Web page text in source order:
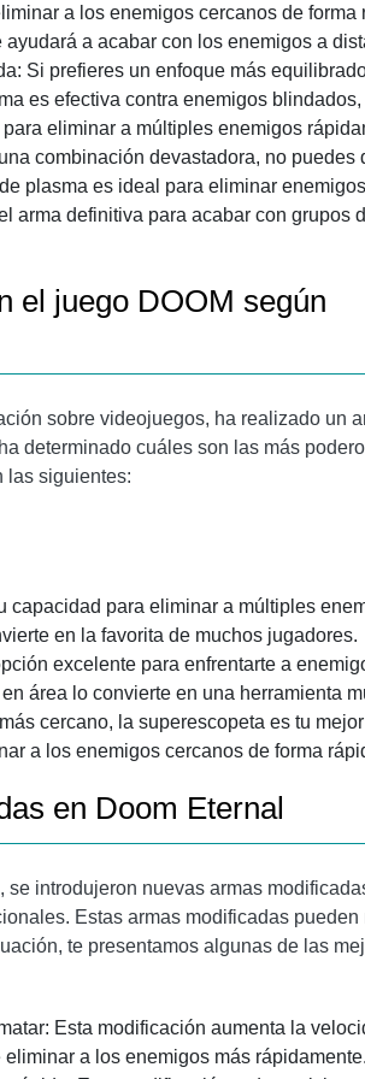
a los enemigos cercanos de forma
a acabar con los enemigos a
Si prefieres un enfoque más
es efectiva contra enemigos
eliminar a múltiples enemigos
combinación devastadora, no puedes
plasma es ideal para eliminar
arma definitiva para acabar con grupos
el juego DOOM según
sobre videojuegos, ha realizado un
determinado cuáles son las más
las siguientes:
capacidad para eliminar a múltiples
en la favorita de muchos jugadores.
excelente para enfrentarte a
área lo convierte en una herramienta
cercano, la superescopeta es tu
a los enemigos cercanos de forma
en Doom Eternal
introdujeron nuevas armas
Estas armas modificadas pueden
te presentamos algunas de las
Esta modificación aumenta la
a los enemigos más rápidamente.